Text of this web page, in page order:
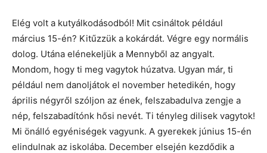
Elég volt a kutyálkodásodból! Mit csináltok például
március 15-én? Kitűzzük a kokárdát. Végre egy normális
dolog. Utána elénekeljük a Mennyből az angyalt.
Mondom, hogy ti meg vagytok húzatva. Ugyan már, ti
például nem danoljátok el november hetedikén, hogy
április négyről szóljon az ének, felszabadulva zengje a
nép, felszabadítónk hősi nevét. Ti tényleg dilisek vagytok!
Mi önálló egyéniségek vagyunk. A gyerekek június 15-én
elindulnak az iskolába. December elsején kezdődik a